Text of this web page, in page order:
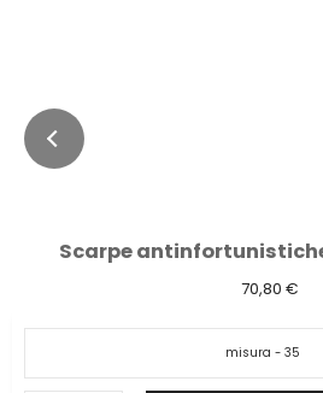
Scarpe
70,80 €